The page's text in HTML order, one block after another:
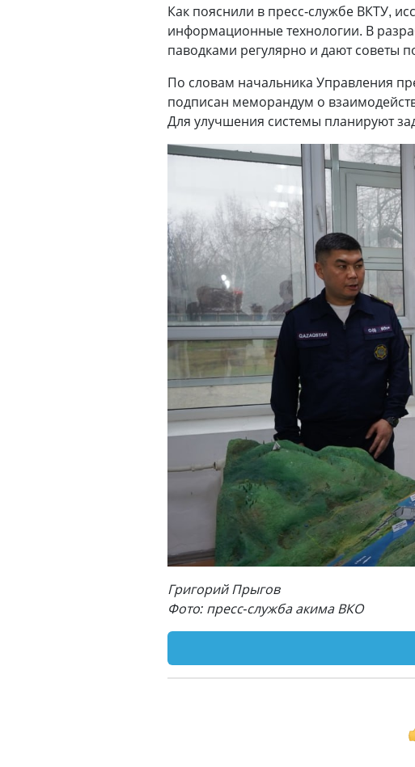
Как пояснили в пресс-службе ВКТУ,
информационные технологии. В
паводками регулярно и дают советы
По словам начальника Управления
подписан меморандум о
Для улучшения системы планируют
Григорий Прыгов
Фото: пресс-служба акима ВКО